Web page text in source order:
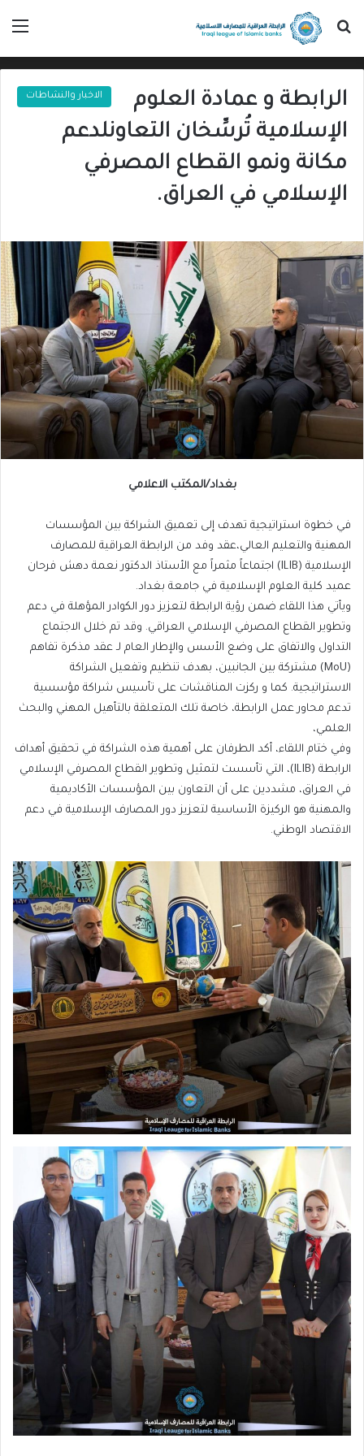
بحث عن
الاخبار والنشاطات
الرابطة و عمادة العلوم
الإسلامية تُرسِّخان التعاونلدعم
مكانة ونمو القطاع المصرفي
الإسلامي في العراق.
بغداد/المكتب الاعلامي
في خطوة استراتيجية تهدف إلى تعميق الشراكة بين المؤسسات
المهنية والتعليم العالي،عقد وفد من الرابطة العراقية للمصارف
الإسلامية (ILIB) اجتماعاً مثمراً مع الأستاذ الدكتور نعمة دهش فرحان
عميد كلية العلوم الإسلامية في جامعة بغداد.
​ويأتي هذا اللقاء ضمن رؤية الرابطة لتعزيز دور الكوادر المؤهلة في دعم
وتطوير القطاع المصرفي الإسلامي العراقي. وقد تم خلال الاجتماع
التداول والاتفاق على وضع الأسس والإطار العام لـ عقد مذكرة تفاهم
(MoU) مشتركة بين الجانبين، بهدف تنظيم وتفعيل الشراكة
الاستراتيجية. كما و ركزت المناقشات على تأسيس شراكة مؤسسية
تدعم محاور عمل الرابطة، خاصة تلك المتعلقة بالتأهيل المهني والبحث
العلمي،
وفي ختام اللقاء، أكد الطرفان على أهمية هذه الشراكة في تحقيق أهداف
الرابطة (ILIB)، التي تأسست لتمثيل وتطوير القطاع المصرفي الإسلامي
في العراق، مشددين على أن التعاون بين المؤسسات الأكاديمية
والمهنية هو الركيزة الأساسية لتعزيز دور المصارف الإسلامية في دعم
الاقتصاد الوطني.